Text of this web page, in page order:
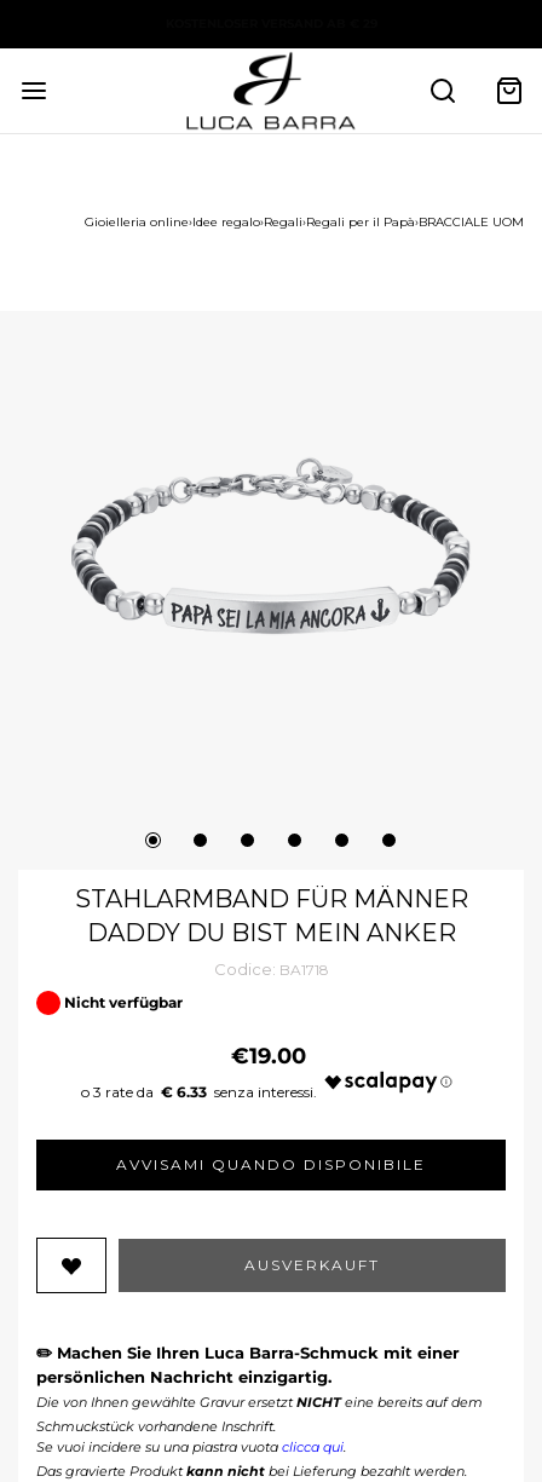
Gioielleria online›Idee regalo›Regali›Regali per il Papà›BRACCIALE UOMO
STAHLARMBAND FÜR MÄNNER
DADDY DU BIST MEIN ANKER
Codice: BA1718
Nicht verfügbar
€19.00
€ 6.33
AVVISAMI QUANDO DISPONIBILE
AUSVERKAUFT
✏️ Machen Sie Ihren Luca Barra-Schmuck mit einer
persönlichen Nachricht einzigartig.
Die von Ihnen gewählte Gravur ersetztNICHTeine bereits auf dem
Schmuckstück vorhandene Inschrift.
Se vuoi incidere su una piastra vuota clicca qui
Das gravierte Produktkann nicht bei Lieferung bezahlt werden.